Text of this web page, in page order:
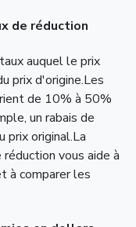
de réduction
auquel le prix
prix d'origine.Les
de 10% à 50%
un rabais de
prix original.La
vous aide à
à comparer les